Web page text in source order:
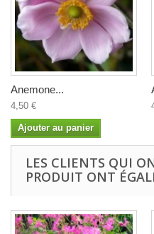
Anemone...
4,50 €
Ajouter au panier
LES CLIENTS QUI
PRODUIT ONT